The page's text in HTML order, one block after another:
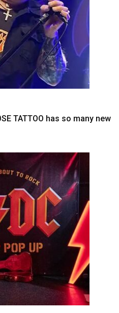
TATTOO has so many new